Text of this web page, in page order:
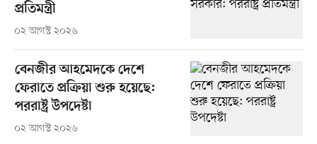
প্রতিমন্ত্রী
০২ আগস্ট ২০২৬
বেনজীর আহমেদকে দেশে
ফেরাতে প্রক্রিয়া শুরু হয়েছে:
পররাষ্ট্র উপদেষ্টা
০২ আগস্ট ২০২৬